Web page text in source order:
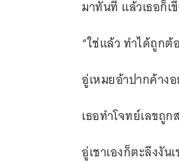
มาทันที แล้วเธอก็
“ใช่แล้ว ทำได้ถูก
อู่เหมยอ้าปากค้าง
เธอทำโจทย์เลขถู
อู่เชาเองก็ตะลึงงั